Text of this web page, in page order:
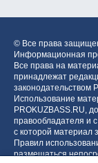
© Все права
Информационная
Все права на
принадлежат
законодательством
Использование
PROKUZBASS.RU,
правообладателя и
с которой материал
Правил
размещаться